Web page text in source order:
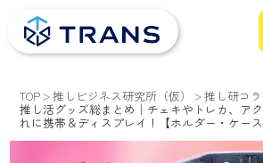
TOP 推しビジネス研究所（仮） 推し研コ
推し活グッズ総まとめ｜チェキやトレカ、ア
れに携帯＆ディスプレイ！【ホルダー・ケース